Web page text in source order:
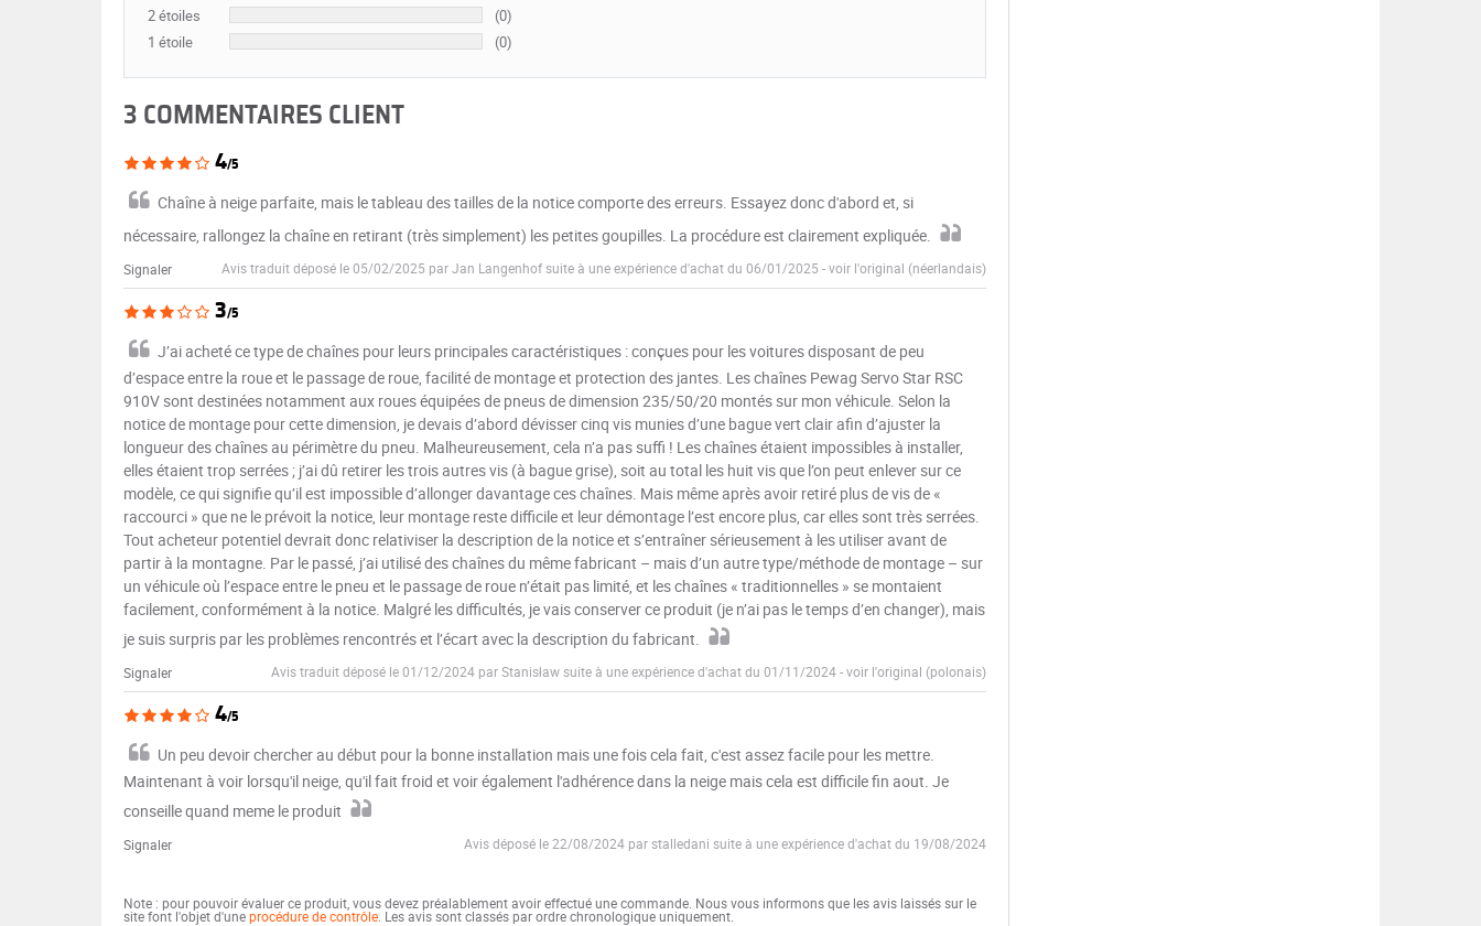
2 étoiles
(0)
1 étoile
(0)
3 COMMENTAIRES CLIENT
4/5
Chaîne à neige parfaite, mais le tableau des tailles de la notice comporte des erreurs. Essayez donc d'abord et, si
nécessaire, rallongez la chaîne en retirant (très simplement) les petites goupilles. La procédure est clairement expliquée.
Signaler Avis traduit déposé le 05/02/2025 par Jan Langenhof suite à une expérience d'achat du 06/01/2025 -voir l'original (néerlandais)
3/5
J’ai acheté ce type de chaînes pour leurs principales caractéristiques : conçues pour les voitures disposant de peu
d’espace entre la roue et le passage de roue, facilité de montage et protection des jantes. Les chaînes Pewag Servo Star RSC
910V sont destinées notamment aux roues équipées de pneus de dimension 235/50/20 montés sur mon véhicule. Selon la
notice de montage pour cette dimension, je devais d’abord dévisser cinq vis munies d’une bague vert clair afin d’ajuster la
longueur des chaînes au périmètre du pneu. Malheureusement, cela n’a pas suffi ! Les chaînes étaient impossibles à installer,
elles étaient trop serrées ; j’ai dû retirer les trois autres vis (à bague grise), soit au total les huit vis que l’on peut enlever sur ce
modèle, ce qui signifie qu’il est impossible d’allonger davantage ces chaînes. Mais même après avoir retiré plus de vis de «
raccourci » que ne le prévoit la notice, leur montage reste difficile et leur démontage l’est encore plus, car elles sont très serrées.
Tout acheteur potentiel devrait donc relativiser la description de la notice et s’entraîner sérieusement à les utiliser avant de
partir à la montagne. Par le passé, j’ai utilisé des chaînes du même fabricant – mais d’un autre type/méthode de montage – sur
un véhicule où l’espace entre le pneu et le passage de roue n’était pas limité, et les chaînes « traditionnelles » se montaient
facilement, conformément à la notice. Malgré les difficultés, je vais conserver ce produit (je n’ai pas le temps d’en changer), mais
je suis surpris par les problèmes rencontrés et l’écart avec la description du fabricant.
Signaler Avis traduit déposé le 01/12/2024 par Stanisław suite à une expérience d'achat du 01/11/2024-voir l'original (polonais)
4/5
Un peu devoir chercher au début pour la bonne installation mais une fois cela fait, c'est assez facile pour les mettre.
Maintenant à voir lorsqu'il neige, qu'il fait froid et voir également l'adhérence dans la neige mais cela est difficile fin aout. Je
conseille quand meme le produit
Signaler Avis déposé le 22/08/2024 par stalledani suite à une expérience d'achat du 19/08/2024
Note : pour pouvoir évaluer ce produit, vous devez préalablement avoir effectué une commande. Nous vous informons que les avis laissés sur le
site font l'objet d'uneprocédure de contrôle . Les avis sont classés par ordre chronologique uniquement.